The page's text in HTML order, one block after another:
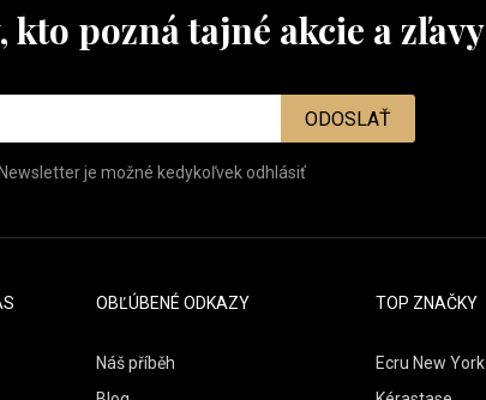
kto pozná tajné akcie a zľavy
ODOSLAŤ
Newsletter je možné kedykoľvek odhlásiť
OBĽÚBENÉ ODKAZY
Náš příběh
TOP ZNAČKY
Ecru New York